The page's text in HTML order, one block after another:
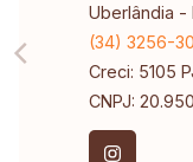
Uberlândia -
(34) 3256-
Creci: 5105
CNPJ: